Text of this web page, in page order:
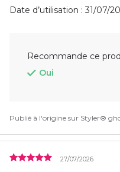
Date d’utilisation : 31/07/
Recommande ce
Oui
Publié à l'origine sur Styler®
27/07/2026